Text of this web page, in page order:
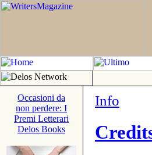
Occasioni da
non perdere: I
Premi Letterari
Delos Books
Info